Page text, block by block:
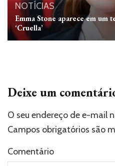
NOTÍCIAS
Emma Stone aparece em um
‘Cruella’
Deixe um
O seu endereço de e-mail
Campos obrigatórios são
Comentário